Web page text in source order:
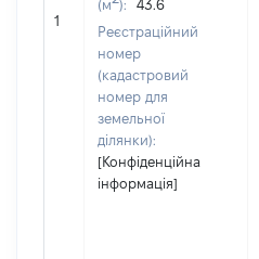
1
(м ):
43.6
Реєстраційний
номер
(кадастровий
номер для
земельної
ділянки):
[Конфіденційна
інформація]